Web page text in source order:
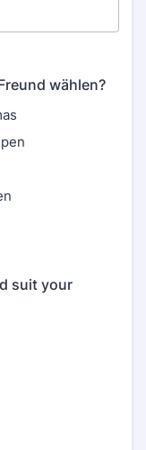
wählen?
suit your